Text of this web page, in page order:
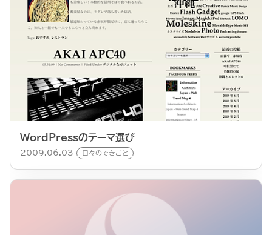
WordPressのテーマ選び
2009.06.03 日々のできごと